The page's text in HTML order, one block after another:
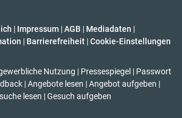
| Impressum |AGB | Mediadaten |
| Barrierefreiheit | Cookie-Einstellungen
Nutzung | Pressespiegel | Passwort
| Angebote lesen | Angebot aufgeben |
lesen | Gesuch aufgeben